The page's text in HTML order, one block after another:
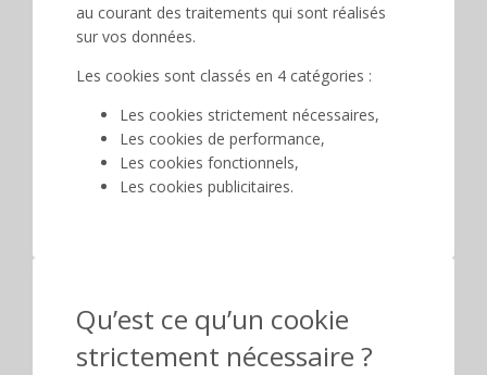
au courant des traitements qui sont réalisés
sur vos données.
Les cookies sont classés en 4 catégories :
Les cookies strictement nécessaires,
Les cookies de performance,
Les cookies fonctionnels,
Les cookies publicitaires.
Qu’est ce qu’un cookie
strictement nécessaire ?